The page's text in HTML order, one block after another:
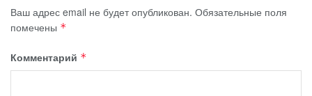
Ваш адрес email не будет опубликован. Обязательные поля
помечены *
Комментарий *